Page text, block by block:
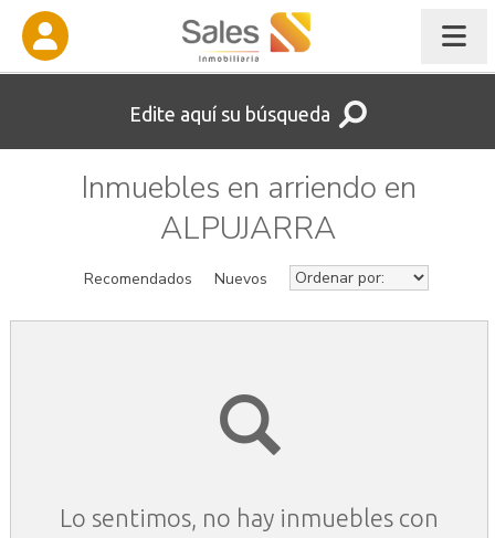
Edite aquí su búsqueda
Inmuebles en arriendo en
ALPUJARRA
Recomendados Nuevos
Lo sentimos, no hay inmuebles con